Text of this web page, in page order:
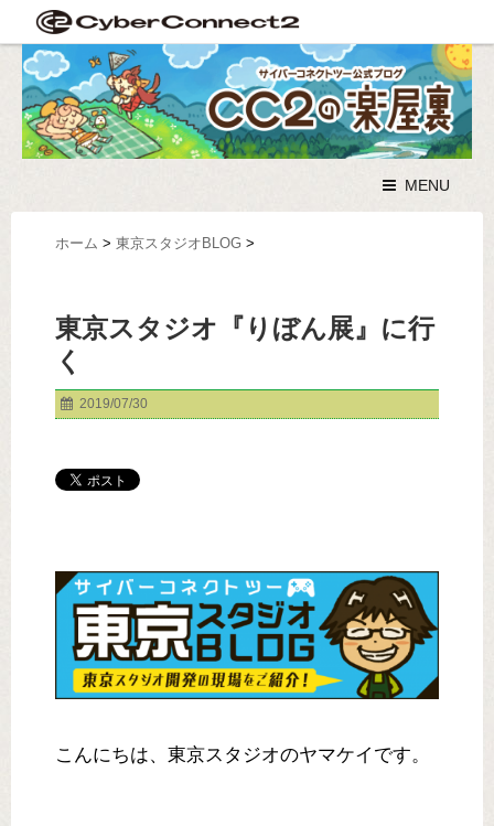
MENU
ホーム > 東京スタジオBLOG >
東京スタジオ『りぼん展』に行
く
2019/07/30
こんにちは、東京スタジオのヤマケイです。